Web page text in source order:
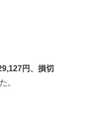
円、損切
。